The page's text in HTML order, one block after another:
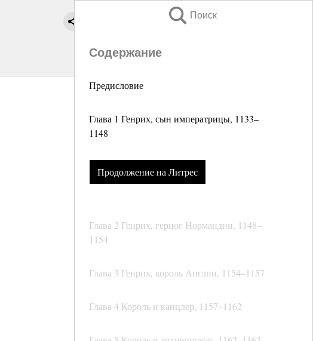
Поиск
Содержание
Предисловие
Глава 1 Генрих, сын императрицы, 1133–
1148
Продолжение на Литрес
Глава 2 Генрих, герцог Нормандии, 1148–
1154
Глава 3 Генрих, король Англии, 1154–1157
Глава 4 Король и канцлер, 1157–1162